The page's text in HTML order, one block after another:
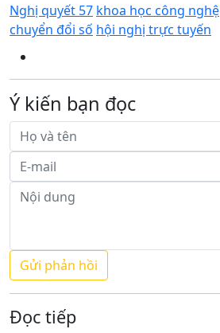
Nghị quyết 57 khoa học công nghệ
chuyển đổi số hội nghị trực tuyến
Ý kiến bạn đọc
Đọc tiếp